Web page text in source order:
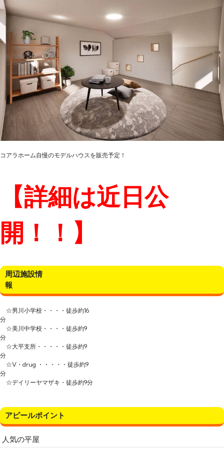
コアラホーム自慢のモデルハウスを販売予定！
【詳細は近日公
開！！】
周辺施設情
☆男川小学校・・・・徒歩約16
分
☆美川中学校・・・・徒歩約9
☆大平支所・・・・・徒歩約9
☆V・drug ・・・・・徒歩約9
☆デイリーヤマザキ・徒歩約9分
アピールポイント
人気の平屋